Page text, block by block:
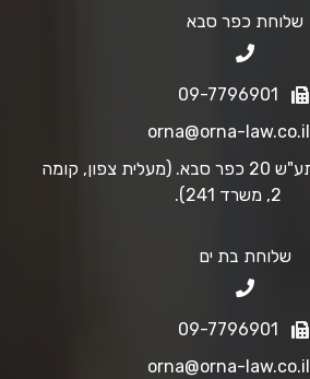
שלוחת כפר סבא
09-7796901
orna@orna-law.co.il
בית הפעמון, התע"ש 20 כפר סבא. (מעלית צפון, קומה
2, משרד 241).
שלוחת בת ים
09-7796901
orna@orna-law.co.il